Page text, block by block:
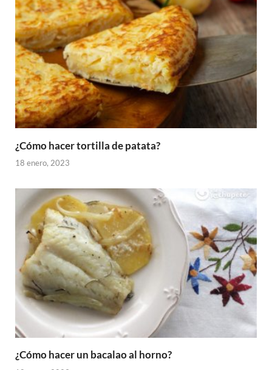
¿Cómo hacer tortilla de patata?
18 enero, 2023
¿Cómo hacer un bacalao al horno?